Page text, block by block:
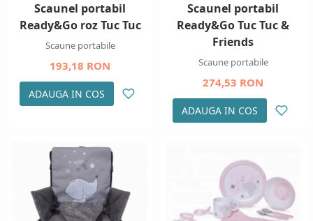
Scaunel portabil
Ready&Go roz Tuc Tuc
Scaune portabile
193,18 RON
ADAUGA IN COS
Scaunel portabil
Ready&Go Tuc Tuc &
Friends
Scaune portabile
274,53 RON
ADAUGA IN COS